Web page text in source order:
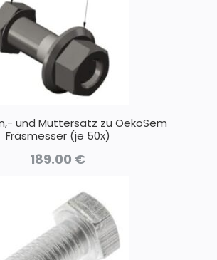
und Muttersatz zu OekoSem
Fräsmesser (je 50x)
189.00 €